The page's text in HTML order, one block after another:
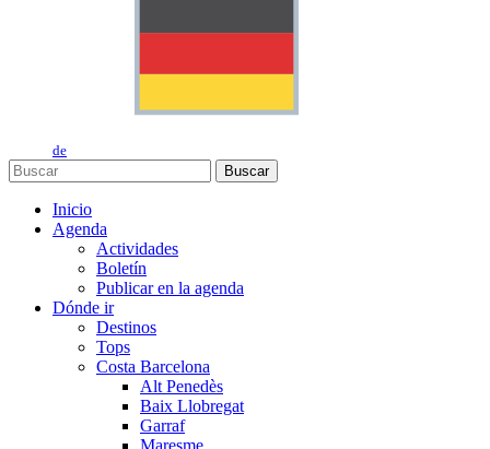
de
Buscar
Inicio
Agenda
Actividades
Boletín
Publicar en la agenda
Dónde ir
Destinos
Tops
Costa Barcelona
Alt Penedès
Baix Llobregat
Garraf
Maresme